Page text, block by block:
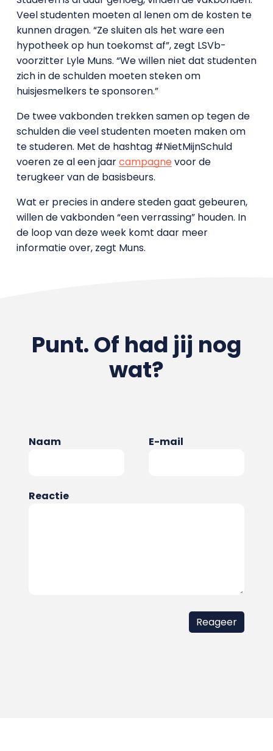
Veel studenten moeten al lenen om de kosten te
kunnen dragen. “Ze sluiten als het ware een
hypotheek op hun toekomst af”, zegt LSVb-
voorzitter Lyle Muns. “We willen niet dat studenten
zich in de schulden moeten steken om
huisjesmelkers te sponsoren.”
De twee vakbonden trekken samen op tegen de
schulden die veel studenten moeten maken om
te studeren. Met de hashtag #NietMijnSchuld
voeren ze al een jaarcampagnevoor de
terugkeer van de basisbeurs.
Wat er precies in andere steden gaat gebeuren,
willen de vakbonden “een verrassing” houden. In
de loop van deze week komt daar meer
informatie over, zegt Muns.
Punt. Of had jij nog
wat?
Naam E-mail
Reactie